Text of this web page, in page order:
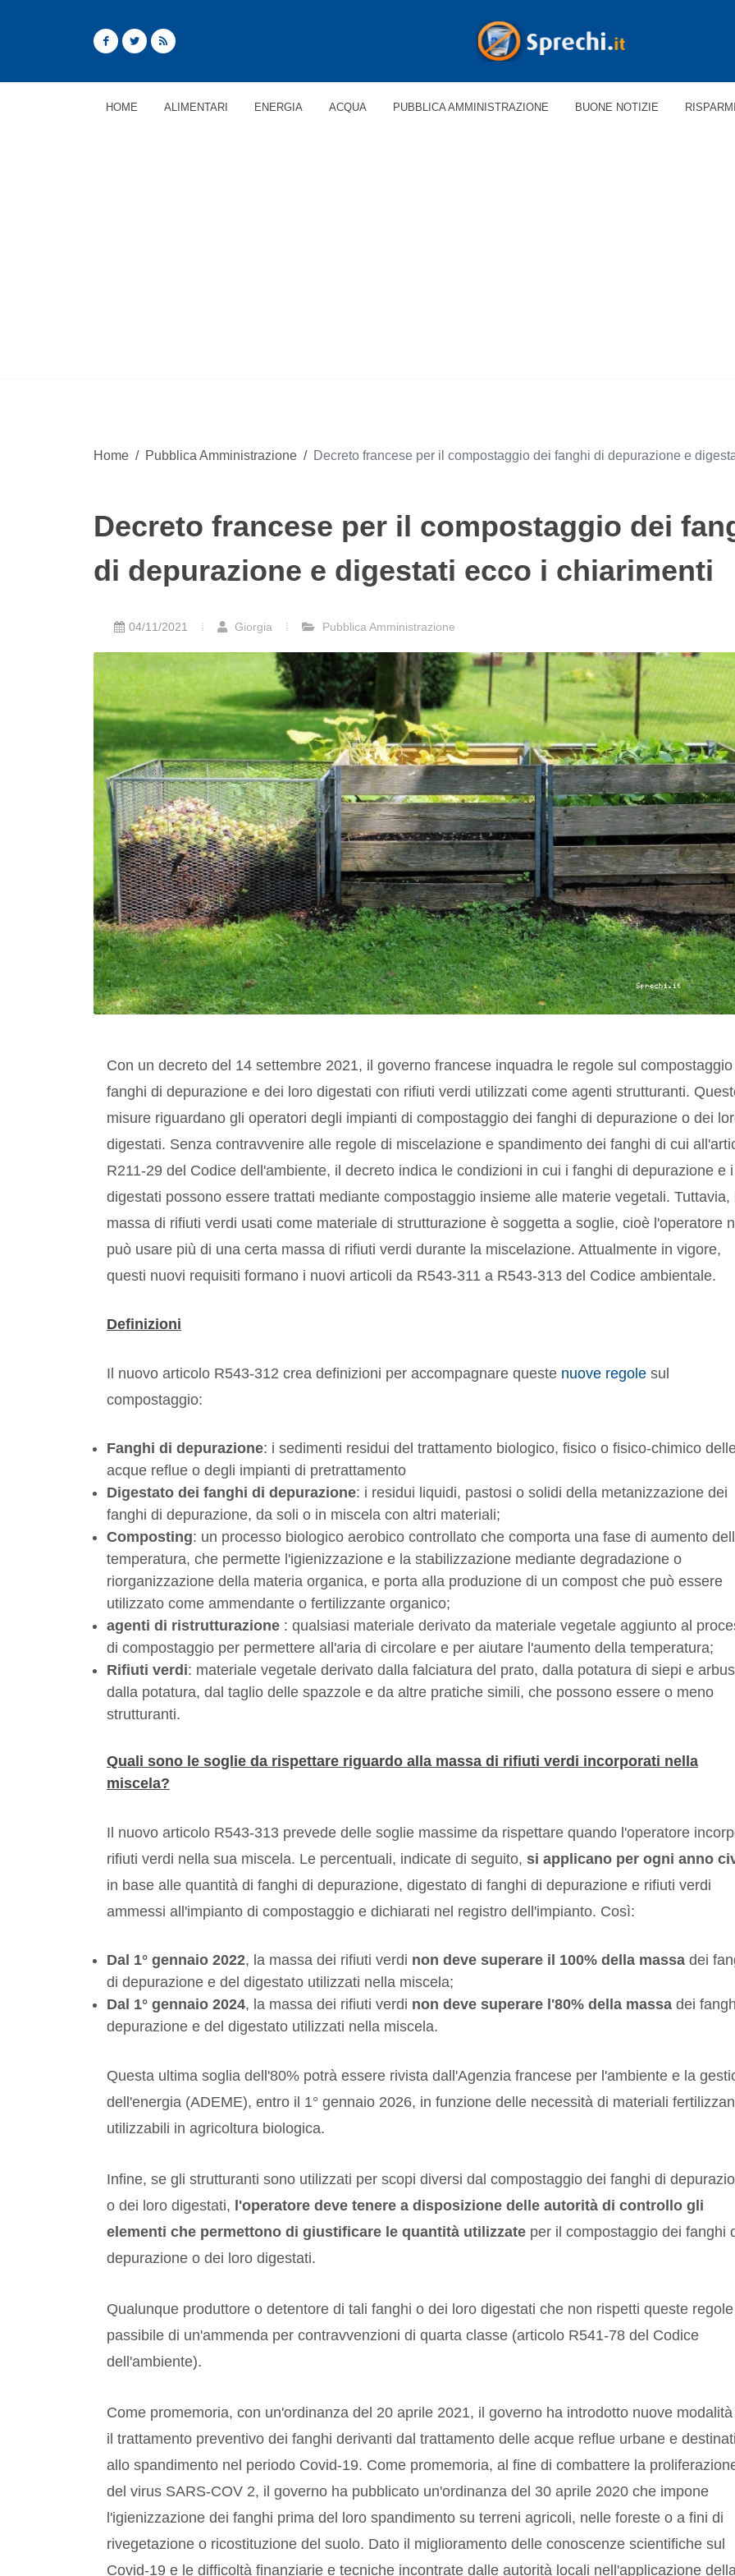
HOME ALIMENTARI ENERGIA ACQUA PUBBLICA AMMINISTRAZIONE BUONE NOTIZIE
Home / Pubblica Amministrazione / Decreto francese per il compostaggio dei fanghi di depurazione e
Decreto francese per il compostaggio dei
di depurazione e digestati ecco i chiarimenti
04/11/2021 Giorgia Pubblica Amministrazione
Con un decreto del 14 settembre 2021, il governo francese inquadra le regole sul compostaggio
fanghi di depurazione e dei loro digestati con rifiuti verdi utilizzati come agenti strutturanti.
misure riguardano gli operatori degli impianti di compostaggio dei fanghi di depurazione o dei
digestati. Senza contravvenire alle regole di miscelazione e spandimento dei fanghi di cui
R211-29 del Codice dell'ambiente, il decreto indica le condizioni in cui i fanghi di depurazione e i
digestati possono essere trattati mediante compostaggio insieme alle materie vegetali. Tuttavia,
massa di rifiuti verdi usati come materiale di strutturazione è soggetta a soglie, cioè l'operatore
può usare più di una certa massa di rifiuti verdi durante la miscelazione. Attualmente in vigore,
questi nuovi requisiti formano i nuovi articoli da R543-311 a R543-313 del Codice ambientale.
Definizioni
Il nuovo articolo R543-312 crea definizioni per accompagnare queste nuove regole sul
compostaggio:
Fanghi di depurazione: i sedimenti residui del trattamento biologico, fisico o fisico-chimico
acque reflue o degli impianti di pretrattamento
Digestato dei fanghi di depurazione: i residui liquidi, pastosi o solidi della metanizzazione dei
fanghi di depurazione, da soli o in miscela con altri materiali;
Composting: un processo biologico aerobico controllato che comporta una fase di aumento
temperatura, che permette l'igienizzazione e la stabilizzazione mediante degradazione o
riorganizzazione della materia organica, e porta alla produzione di un compost che può essere
utilizzato come ammendante o fertilizzante organico;
agenti di ristrutturazione : qualsiasi materiale derivato da materiale vegetale aggiunto al
di compostaggio per permettere all'aria di circolare e per aiutare l'aumento della temperatura;
Rifiuti verdi: materiale vegetale derivato dalla falciatura del prato, dalla potatura di siepi e
dalla potatura, dal taglio delle spazzole e da altre pratiche simili, che possono essere o meno
strutturanti.
Quali sono le soglie da rispettare riguardo alla massa di rifiuti verdi incorporati nella
miscela?
Il nuovo articolo R543-313 prevede delle soglie massime da rispettare quando l'operatore
rifiuti verdi nella sua miscela. Le percentuali, indicate di seguito, si applicano per ogni anno
in base alle quantità di fanghi di depurazione, digestato di fanghi di depurazione e rifiuti verdi
ammessi all'impianto di compostaggio e dichiarati nel registro dell'impianto. Così:
Dal 1° gennaio 2022, la massa dei rifiuti verdi non deve superare il 100% della massa dei
di depurazione e del digestato utilizzati nella miscela;
Dal 1° gennaio 2024, la massa dei rifiuti verdi non deve superare l'80% della massa dei
depurazione e del digestato utilizzati nella miscela.
Questa ultima soglia dell'80% potrà essere rivista dall'Agenzia francese per l'ambiente e la
dell'energia (ADEME), entro il 1° gennaio 2026, in funzione delle necessità di materiali
utilizzabili in agricoltura biologica.
Infine, se gli strutturanti sono utilizzati per scopi diversi dal compostaggio dei fanghi di
o dei loro digestati, l'operatore deve tenere a disposizione delle autorità di controllo gli
elementi che permettono di giustificare le quantità utilizzate per il compostaggio dei fanghi
depurazione o dei loro digestati.
Qualunque produttore o detentore di tali fanghi o dei loro digestati che non rispetti queste
passibile di un'ammenda per contravvenzioni di quarta classe (articolo R541-78 del Codice
dell'ambiente).
Come promemoria, con un'ordinanza del 20 aprile 2021, il governo ha introdotto nuove
il trattamento preventivo dei fanghi derivanti dal trattamento delle acque reflue urbane e destinati
allo spandimento nel periodo Covid-19. Come promemoria, al fine di combattere la
del virus SARS-COV 2, il governo ha pubblicato un'ordinanza del 30 aprile 2020 che impone
l'igienizzazione dei fanghi prima del loro spandimento su terreni agricoli, nelle foreste o a fini di
rivegetazione o ricostituzione del suolo. Dato il miglioramento delle conoscenze scientifiche sul
Covid-19 e le difficoltà finanziarie e tecniche incontrate dalle autorità locali nell'applicazione